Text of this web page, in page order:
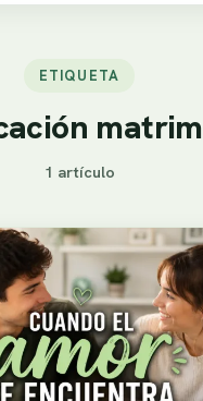
ETIQUETA
1 artículo